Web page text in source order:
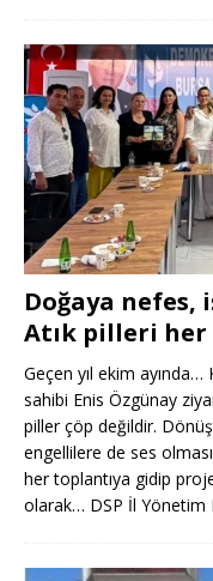
Doğaya nefes,
Atık pilleri her
Geçen yıl ekim ayında…
sahibi Enis Özgünay
piller çöp değildir.
engellilere de ses
her toplantıya gidip
olarak… DSP İl Yönetim